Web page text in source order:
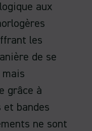
aux
les
de se
mais
grâce à
bandes
ne sont